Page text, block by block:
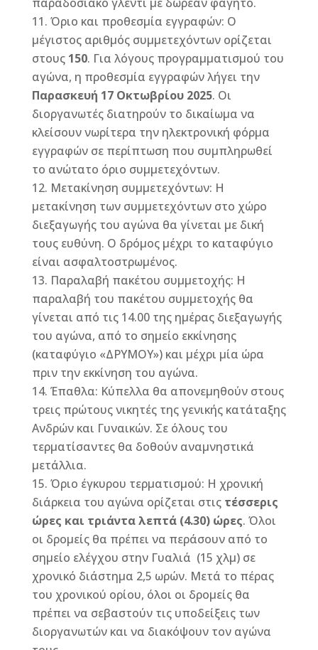
Όριο και προθεσμία εγγραφών: Ο
μέγιστος αριθμός συμμετεχόντων ορίζεται
στους 150. Για λόγους προγραμματισμού του
αγώνα, η προθεσμία εγγραφών λήγει την
Παρασκευή 17 Οκτωβρίου 2025. Οι
διοργανωτές διατηρούν το δικαίωμα να
κλείσουν νωρίτερα την ηλεκτρονική φόρμα
εγγραφών σε περίπτωση που συμπληρωθεί
το ανώτατο όριο συμμετεχόντων.
Μετακίνηση συμμετεχόντων: Η
μετακίνηση των συμμετεχόντων στο χώρο
διεξαγωγής του αγώνα θα γίνεται με δική
τους ευθύνη. Ο δρόμος μέχρι το καταφύγιο
είναι ασφαλτοστρωμένος.
Παραλαβή πακέτου συμμετοχής: Η
παραλαβή του πακέτου συμμετοχής θα
γίνεται από τις 14.00 της ημέρας διεξαγωγής
του αγώνα, από το σημείο εκκίνησης
(καταφύγιο «ΔΡΥΜΟΥ») και μέχρι μία ώρα
πριν την εκκίνηση του αγώνα.
Έπαθλα: Κύπελλα θα απονεμηθούν στους
τρεις πρώτους νικητές της γενικής κατάταξης
Ανδρών και Γυναικών. Σε όλους του
τερματίσαντες θα δοθούν αναμνηστικά
μετάλλια.
Όριο έγκυρου τερματισμού: Η χρονική
διάρκεια του αγώνα ορίζεται στις τέσσερις
ώρες και τριάντα λεπτά (4.30) ώρες. Όλοι
οι δρομείς θα πρέπει να περάσουν από το
σημείο ελέγχου στην Γυαλιά (15 χλμ) σε
χρονικό διάστημα 2,5 ωρών. Μετά το πέρας
του χρονικού ορίου, όλοι οι δρομείς θα
πρέπει να σεβαστούν τις υποδείξεις των
διοργανωτών και να διακόψουν τον αγώνα